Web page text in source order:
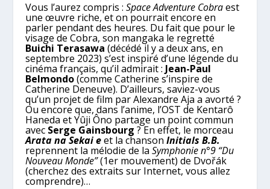
Vous l’aurez compris :Space Adventure Cobraest
une œuvre riche, et on pourrait encore en
parler pendant des heures. Du fait que pour le
visage de Cobra, son mangaka le regretté
Buichi Terasawa (décédé il y a deux ans, en
septembre 2023) s’est inspiré d’une légende du
cinéma français, qu’il admirait :Jean-Paul
Belmondo(comme Catherine s’inspire de
Catherine Deneuve). D’ailleurs, saviez-vous
qu’un projet de film par Alexandre Aja a avorté ?
Ou encore que, dans l’anime, l’OST de Kentarô
Haneda et Yûji Ôno partage un point commun
avec Serge Gainsbourg ? En effet, le morceau
Arata na Sekai eet la chansonInitials B.B.
reprennent la mélodie de laSymphonie n°9 “Du
Nouveau Monde”(1er mouvement) de Dvořák
(cherchez des extraits sur Internet, vous allez
comprendre)…